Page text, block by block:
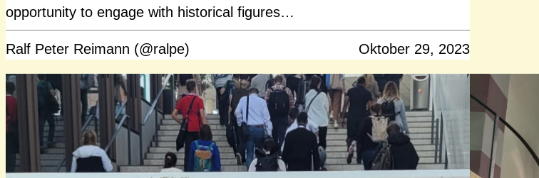
opportunity to engage with historical figures…
Ralf Peter Reimann (@ralpe) Oktober 29, 2023